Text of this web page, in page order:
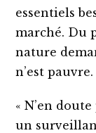
essentiels
marché. Du
nature
n’est pauvre.
« N’en
un